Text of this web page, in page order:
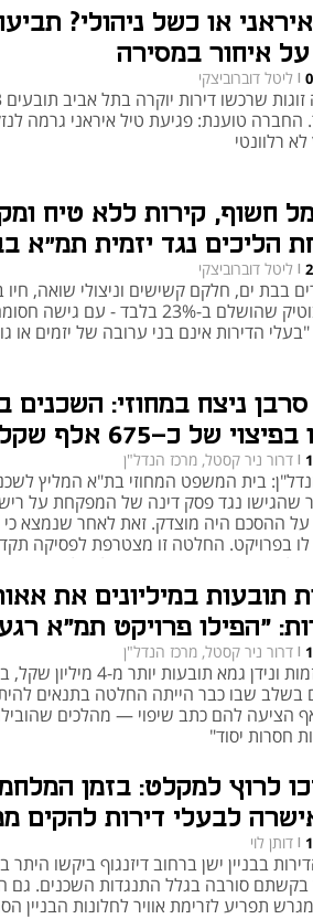
חזיתות.
התוכנית
מותאמות לרשויות.
או כשל ניהולי?
איחור במסירה
| ליטל דוברוביצקי
החברה טוענת: פגיעת טיל איראני גרמה
רלוונטי
חשוף, קירות ללא טיח
הליכים נגד יזמית תמ״א
| ליטל דוברוביצקי
סקאי בוטיק שהושלם ב-23%
הדירות אינם בני ערובה של יזמים או
סרבן ניצח במחוזי: השכנים
של כ-675 אלף שקל
| דרור ניר קסטל, מרכז הנדל"ן
בית המשפט המחוזי בת"א המליץ
שהגישו נגד פסק דינה של המפקחת על
ההסכם היה מוצדק. זאת לאחר שנמצא
לו בפרויקט. החלטה זו מצטרפת לפסיקה
אפליה לרעה כלפיהם
תובעות במיליונים את
"הפילו פרויקט תמ"א
| דרור ניר קסטל, מרכז הנדל"ן
כ.א.ל יזמות ונידן
בשלב שבו כבר הייתה החלטה בתנאים
הציעה להם כתב שיפוי — מהלכים
חסרות יסוד"
לרוץ למקלט: בזמן
לבעלי דירות להקים
| דותן לוי
בבניין ישן ברחוב דיזנגוף ביקשו
בקשתם סורבה בגלל התנגדות השכנים. גם
תפריע לזרימת אוויר לחלונות הבניין